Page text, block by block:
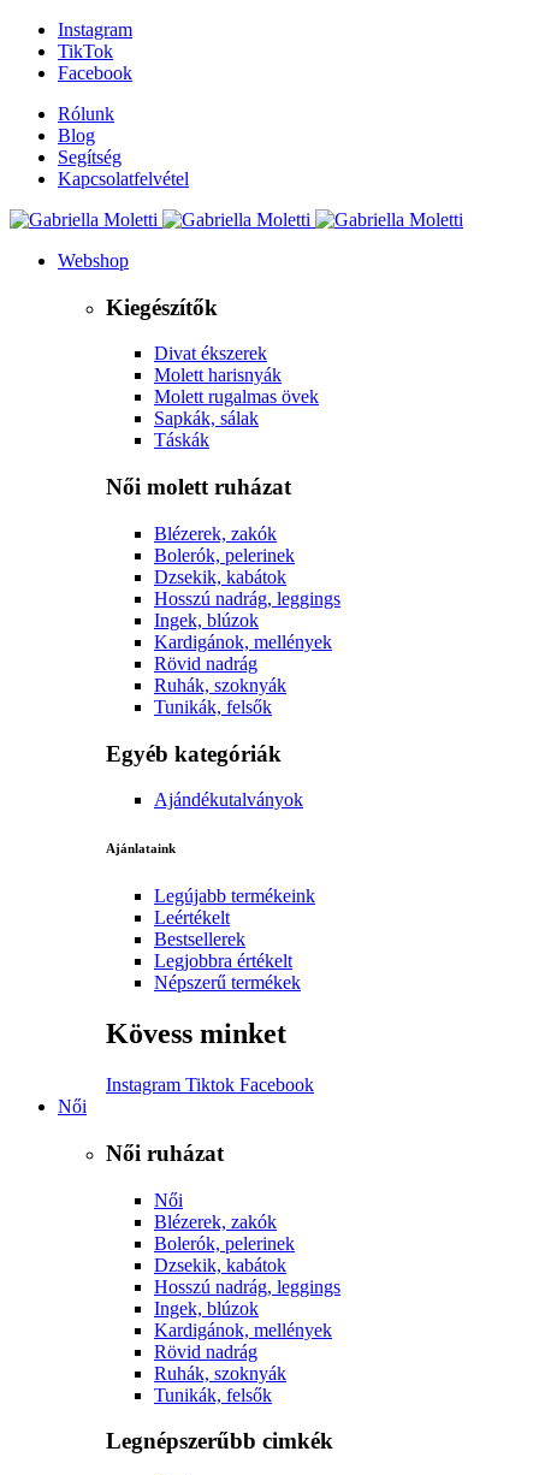
Instagram
TikTok
Facebook
Rólunk
Blog
Segítség
Kapcsolatfelvétel
Webshop
Kiegészítők
Divat ékszerek
Molett harisnyák
Molett rugalmas övek
Sapkák, sálak
Táskák
Női molett ruházat
Blézerek, zakók
Bolerók, pelerinek
Dzsekik, kabátok
Hosszú nadrág, leggings
Ingek, blúzok
Kardigánok, mellények
Rövid nadrág
Ruhák, szoknyák
Tunikák, felsők
Egyéb kategóriák
Ajándékutalványok
Ajánlataink
Legújabb termékeink
Leértékelt
Bestsellerek
Legjobbra értékelt
Népszerű termékek
Kövess minket
Instagram Tiktok Facebook
Női
Női ruházat
Női
Blézerek, zakók
Bolerók, pelerinek
Dzsekik, kabátok
Hosszú nadrág, leggings
Ingek, blúzok
Kardigánok, mellények
Rövid nadrág
Ruhák, szoknyák
Tunikák, felsők
Legnépszerűbb cimkék